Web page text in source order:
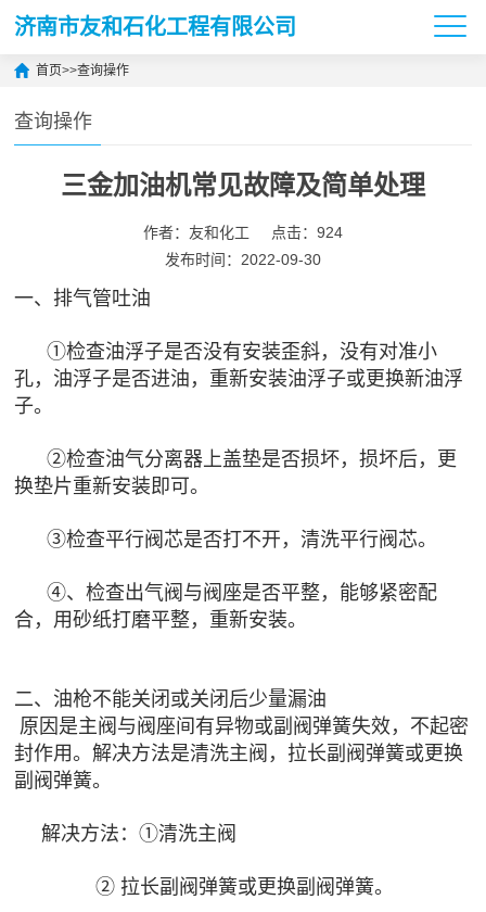
济南市友和石化工程有限公司
首页>>查询操作
查询操作
三金加油机常见故障及简单处理
作者：友和化工
点击：924
发布时间：2022-09-30
一、排气管吐油
①检查油浮子是否没有安装歪斜，没有对准小
孔，油浮子是否进油，重新安装油浮子或更换新油浮
子。
②检查油气分离器上盖垫是否损坏，损坏后，更
换垫片重新安装即可。
③检查平行阀芯是否打不开，清洗平行阀芯。
④、检查出气阀与阀座是否平整，能够紧密配
合，用砂纸打磨平整，重新安装。
二、油枪不能关闭或关闭后少量漏油
原因是主阀与阀座间有异物或副阀弹簧失效，不起密
封作用。解决方法是清洗主阀，拉长副阀弹簧或更换
副阀弹簧。
解决方法：①清洗主阀
② 拉长副阀弹簧或更换副阀弹簧。